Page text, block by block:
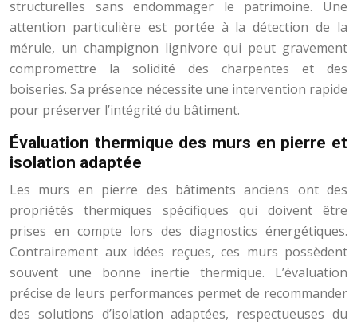
structurelles sans endommager le patrimoine. Une
attention particulière est portée à la détection de la
mérule, un champignon lignivore qui peut gravement
compromettre la solidité des charpentes et des
boiseries. Sa présence nécessite une intervention rapide
pour préserver l’intégrité du bâtiment.
Évaluation thermique des murs en pierre et
isolation adaptée
Les murs en pierre des bâtiments anciens ont des
propriétés thermiques spécifiques qui doivent être
prises en compte lors des diagnostics énergétiques.
Contrairement aux idées reçues, ces murs possèdent
souvent une bonne inertie thermique. L’évaluation
précise de leurs performances permet de recommander
des solutions d’isolation adaptées, respectueuses du